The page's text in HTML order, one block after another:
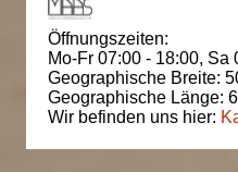
Öffnungszeiten:
Mo-Fr 07:00 - 18:00, Sa
Geographische Breite:
Geographische Länge:
Wir befinden uns hier: